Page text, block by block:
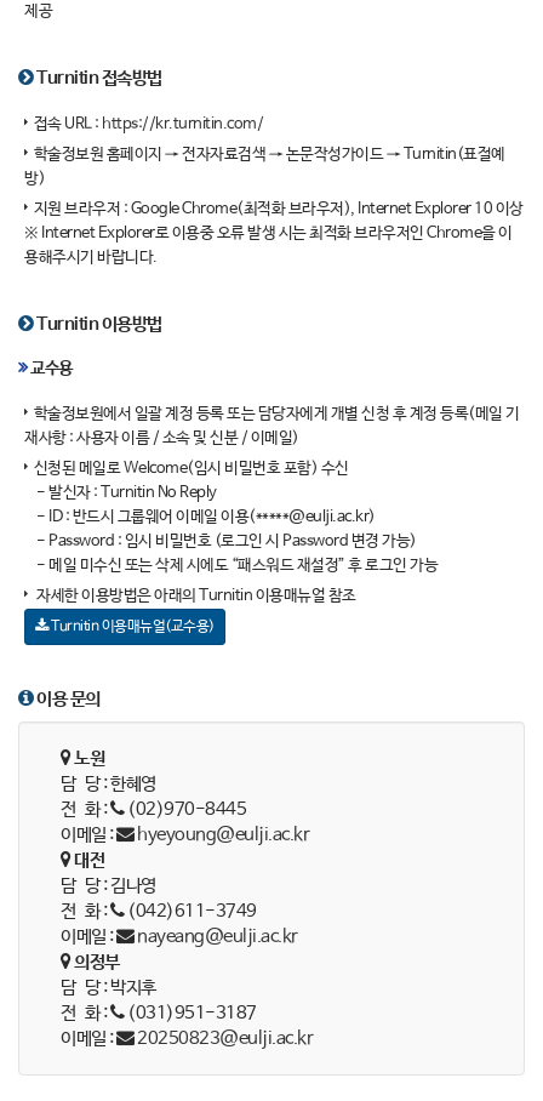
제공
Turnitin 접속방법
접속 URL : https://kr.turnitin.com/
학술정보원 홈페이지 → 전자자료검색 → 논문작성가이드 → Turnitin(표절예
방)
지원 브라우저 : Google Chrome(최적화 브라우저), Internet Explorer 10 이상
※ Internet Explorer로 이용중 오류 발생 시는 최적화 브라우저인 Chrome을 이
용해주시기 바랍니다.
Turnitin 이용방법
교수용
학술정보원에서 일괄 계정 등록 또는 담당자에게 개별 신청 후 계정 등록(메일 기
재사항 : 사용자 이름 / 소속 및 신분 / 이메일)
신청된 메일로 Welcome(임시 비밀번호 포함) 수신
- 발신자 : Turnitin No Reply
- ID : 반드시 그룹웨어 이메일 이용(*****@eulji.ac.kr)
- Password : 임시 비밀번호 (로그인 시 Password 변경 가능)
- 메일 미수신 또는 삭제 시에도 “패스워드 재설정” 후 로그인 가능
자세한 이용방법은 아래의 Turnitin 이용매뉴얼 참조
Turnitin 이용매뉴얼(교수용)
이용 문의
노원
담 당 : 한혜영
전 화 :
(02)970-8445
이메일 :
hyeyoung@eulji.ac.kr
대전
담 당 : 김나영
전 화 :
(042)611-3749
이메일 :
nayeang@eulji.ac.kr
의정부
담 당 : 박지후
전 화 :
(031)951-3187
이메일 :
20250823@eulji.ac.kr